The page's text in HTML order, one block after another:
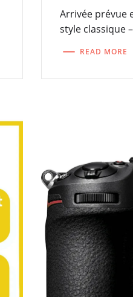
Arrivée prévue
style classique
READ MORE